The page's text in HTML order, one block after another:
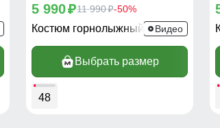
5 990p11 990p-50%
Костюм горнолыжный 383TC
Видео
Выбрать размер
48